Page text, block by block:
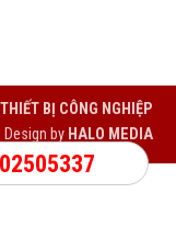
BỊ CÔNG NGHIỆP
by HALO MEDIA